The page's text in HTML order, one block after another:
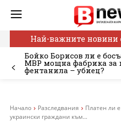
Най-важните новини
Бойко Борисов ли е
МВР мощна фабрика за
фентанила – убиец?
Начало Разследвания
Платен ли
украински граждани към...